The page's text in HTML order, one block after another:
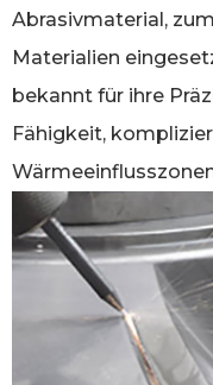
Abrasivmaterial,
Materialien
bekannt für ihre
Fähigkeit,